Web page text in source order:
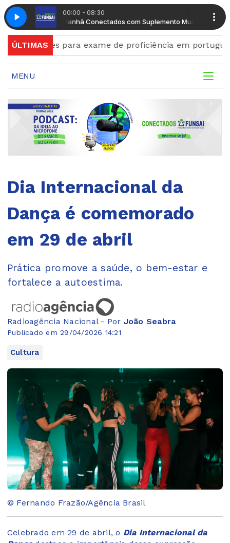
00:00 - 08:30
MusicalManhã Conectados com Suplemento Musical
ÚLTIMASpara exame de proficiência em português
MENU
Dia Internacional da
Dança é comemorado
em 29 de abril
Prática promove a saúde, o bem-estar e
fortalece a autoestima.
Radioagência Nacional - Por João Seabra
Publicado em 29/04/2026 14:21
Cultura
© Fernando Frazão/Agência Brasil
Celebrado em 29 de abril, o Dia Internacional da